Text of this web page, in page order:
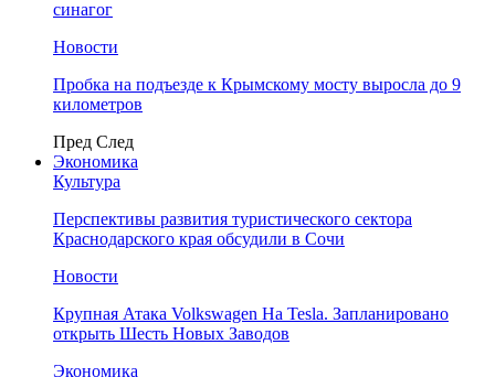
синагог
Новости
Пробка на подъезде к Крымскому мосту выросла до 9
километров
Пред След
Экономика
Культура
Перспективы развития туристического сектора
Краснодарского края обсудили в Сочи
Новости
Крупная Атака Volkswagen На Tesla. Запланировано
открыть Шесть Новых Заводов
Экономика